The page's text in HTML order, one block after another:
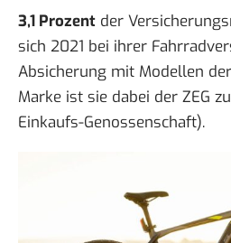
3,1 Prozent der
sich 2021 bei ihrer
Absicherung mit Modellen
Marke ist sie dabei der ZEG
Einkaufs-Genossenschaft).